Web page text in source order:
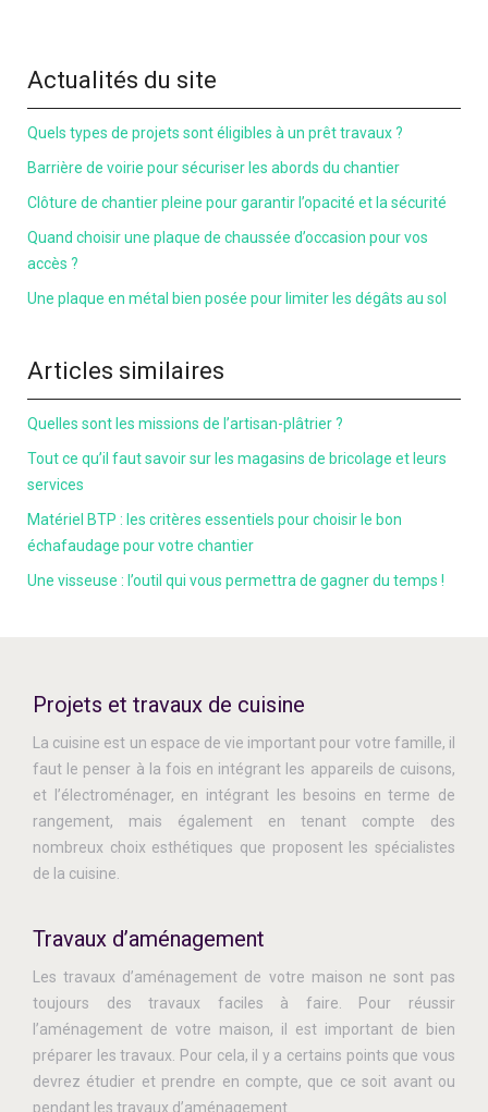
Actualités du site
Quels types de projets sont éligibles à un prêt travaux ?
Barrière de voirie pour sécuriser les abords du chantier
Clôture de chantier pleine pour garantir l’opacité et la sécurité
Quand choisir une plaque de chaussée d’occasion pour vos
accès ?
Une plaque en métal bien posée pour limiter les dégâts au sol
Articles similaires
Quelles sont les missions de l’artisan-plâtrier ?
Tout ce qu’il faut savoir sur les magasins de bricolage et leurs
services
Matériel BTP : les critères essentiels pour choisir le bon
échafaudage pour votre chantier
Une visseuse : l’outil qui vous permettra de gagner du temps !
Projets et travaux de cuisine
La cuisine est un espace de vie important pour votre famille, il
faut le penser à la fois en intégrant les appareils de cuisons,
et l’électroménager, en intégrant les besoins en terme de
rangement, mais également en tenant compte des
nombreux choix esthétiques que proposent les spécialistes
de la cuisine.
Travaux d’aménagement
Les travaux d’aménagement de votre maison ne sont pas
toujours des travaux faciles à faire. Pour réussir
l’aménagement de votre maison, il est important de bien
préparer les travaux. Pour cela, il y a certains points que vous
devrez étudier et prendre en compte, que ce soit avant ou
pendant les travaux d’aménagement.